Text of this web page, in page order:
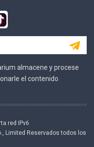
almacene y procese
el contenido
red IPv6
Limited Reservados todos los